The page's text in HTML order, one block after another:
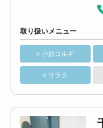
取り扱いメニュー
○ 小顔コルギ
○ リラク